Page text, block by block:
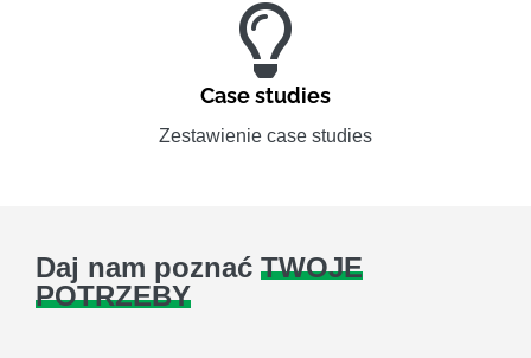
Case studies
Zestawienie case studies
Daj nam poznać TWOJE
POTRZEBY